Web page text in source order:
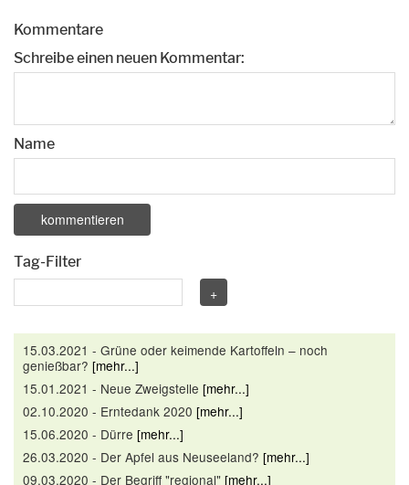
Kommentare
Schreibe einen neuen Kommentar:
Name
Tag-Filter
15.03.2021 - Grüne oder keimende Kartoffeln – noch
genießbar? [mehr...]
15.01.2021 - Neue Zweigstelle [mehr...]
02.10.2020 - Erntedank 2020 [mehr...]
15.06.2020 - Dürre [mehr...]
26.03.2020 - Der Apfel aus Neuseeland? [mehr...]
09.03.2020 - Der Begriff "regional" [mehr...]